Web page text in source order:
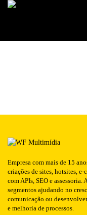
Empresa com mais de 15
criações de sites, hotsites,
com APIs, SEO e
segmentos ajudando no
comunicação ou
e melhoria de processos.